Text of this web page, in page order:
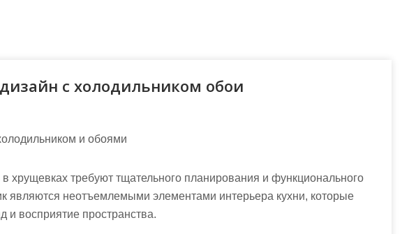
с холодильником обои
и обоями
хрущевках требуют тщательного планирования и функционального
являются неотъемлемыми элементами интерьера кухни, которые
и восприятие пространства.